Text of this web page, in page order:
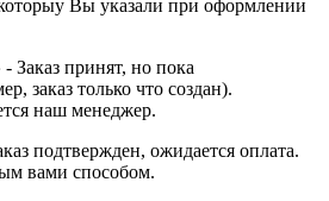
Вы указали при оформлении
- Заказ принят, но пока
заказ только что создан).
наш менеджер.
подтвержден, ожидается оплата.
вами способом.